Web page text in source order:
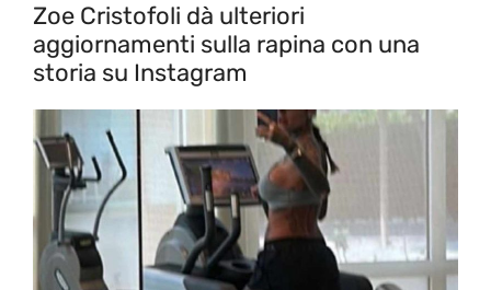
Zoe Cristofoli dà ulteriori
aggiornamenti sulla rapina con una
storia su Instagram